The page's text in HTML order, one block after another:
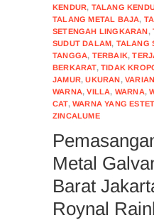
KENDUR, TALANG
TALANG METAL BAJA,
SETENGAH LINGKARAN,
SUDUT DALAM, TALANG
TANGGA, TERBAIK,
BERKARAT,TIDAK
JAMUR,UKURAN,VARIAN
WARNA,VILLA, WARNA,
CAT,WARNA YANG
ZINCALUME
Metal
Barat
Roynal